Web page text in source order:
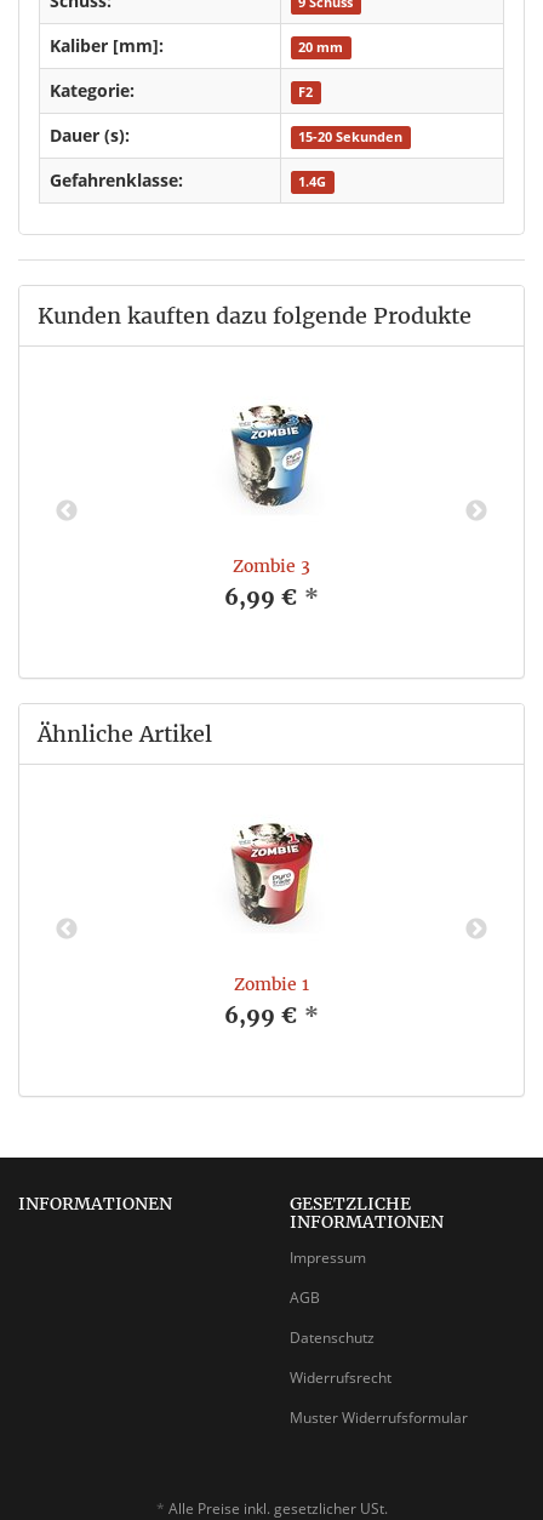
Kaliber [mm]: 20 mm
Kategorie: F2
Dauer (s): 15-20 Sekunden
Gefahrenklasse: 1.4G
Kunden kauften dazu folgende Produkte
Zombie 3
6,99 € *
Ähnliche Artikel
Zombie 1
6,99 € *
INFORMATIONEN
GESETZLICHE
INFORMATIONEN
Impressum
AGB
Datenschutz
Widerrufsrecht
Muster Widerrufsformular
* Alle Preise inkl. gesetzlicher USt.